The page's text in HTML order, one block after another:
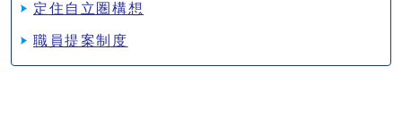
定住自立圏構想
職員提案制度